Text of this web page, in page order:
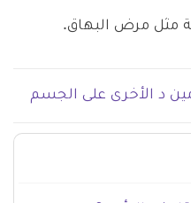
مثل مرض البهاق.
د الأخرى على الجسم